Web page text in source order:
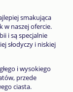
smakująca
w naszej ofercie.
i są specjalnie
słodyczy i niskiej
i wysokiego
przede
ciasta.